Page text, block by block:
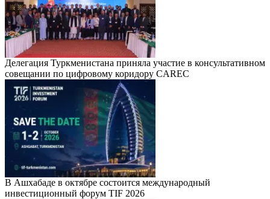
Делегация Туркменистана приняла участие в консультативном
совещании по цифровому коридору CAREC
В Ашхабаде в октябре состоится международный
инвестиционный форум TIF 2026